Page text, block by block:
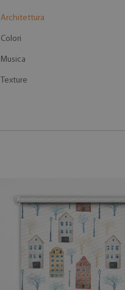
Architettura
Colori
Musica
Texture